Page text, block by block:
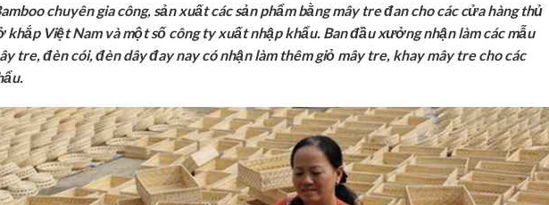
chuyên gia công, sản xuất các sản phẩm bằng mây tre đan cho các cửa hàng thủ
khắp Việt Nam và một số công ty xuất nhập khẩu. Ban đầu xưởng nhận làm các mẫu
tre, đèn cói, đèn dây đay nay có nhận làm thêm giỏ mây tre, khay mây tre cho các